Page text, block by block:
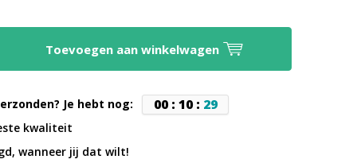
Toevoegen aan winkelwagen
Je hebt nog: 00: 10: 28
kwaliteit
wanneer jij dat wilt!